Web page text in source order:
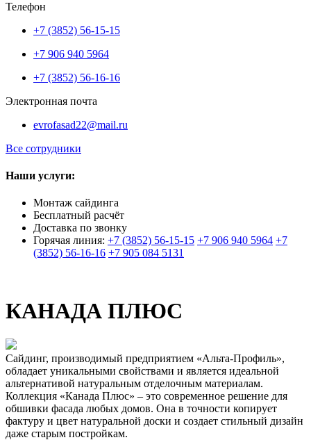
Телефон
+7 (3852) 56-15-15
+7 906 940 5964
+7 (3852) 56-16-16
Электронная почта
evrofasad22@mail.ru
Все сотрудники
Наши услуги:
Монтаж сайдинга
Бесплатный расчёт
Доставка по звонку
Горячая линия: +7 (3852) 56-15-15 +7 906 940 5964 +7
(3852) 56-16-16 +7 905 084 5131
КАНАДА ПЛЮС
Сайдинг, производимый предприятием «Альта-Профиль»,
обладает уникальными свойствами и является идеальной
альтернативой натуральным отделочным материалам.
Коллекция «Канада Плюс» – это современное решение для
обшивки фасада любых домов. Она в точности копирует
фактуру и цвет натуральной доски и создает стильный дизайн
даже старым постройкам.